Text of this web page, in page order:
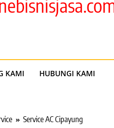
KAMI HUBUNGI KAMI
Service AC Cipayung